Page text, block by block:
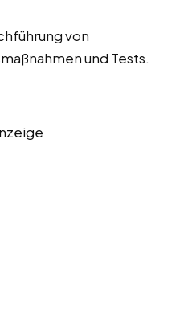
von
und Tests.